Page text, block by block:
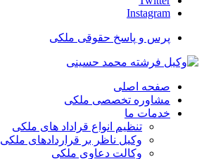
Instagram
پرس و پاسخ حقوقی ملکی
صفحه اصلی
مشاوره تخصصی ملکی
خدمات ما
تنظیم انواع قراداد های ملکی
وکیل ناظر بر قراردادهای ملکی
وکالت دعاوی ملکی